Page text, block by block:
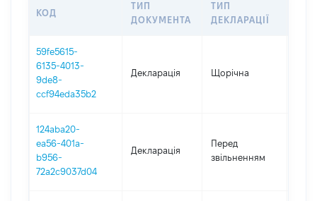
КОД
ТИП
ДОКУМЕНТА
ТИП
ДЕКЛАРАЦІЇ
59fe5615-
6135-4013-
9de8-
ccf94eda35b2
Декларація Щорічна
124aba20-
ea56-401a-
b956-
72a2c9037d04
Декларація
Перед
звільненням